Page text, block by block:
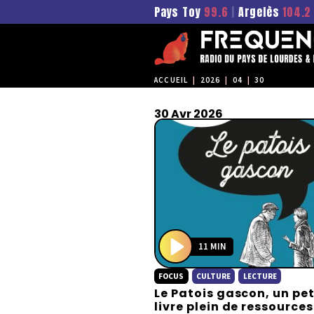
Pays Toy 99.6 | Argelès104.2
ACCUEIL | 2026 | 04 | 30
30 Avr 2026
P
l
a
11 MIN
FOCUS CULTURE LECTURE
Le Patois gascon, un
livre plein de ressources